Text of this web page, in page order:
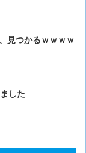
見つかるｗｗｗｗ
した
ング海のカニ漁「月
】イッヌさん、アホ